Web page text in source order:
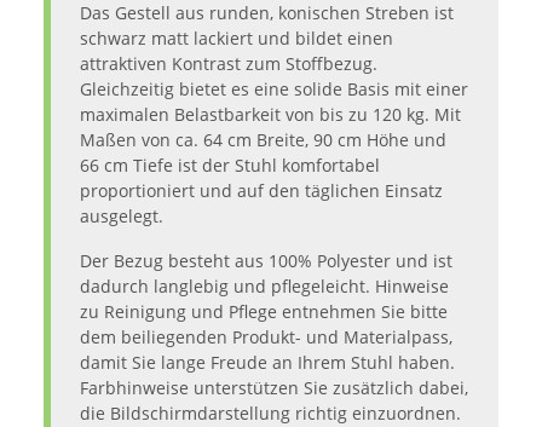
Das Gestell aus runden, konischen Streben ist
schwarz matt lackiert und bildet einen
attraktiven Kontrast zum Stoffbezug.
Gleichzeitig bietet es eine solide Basis mit einer
maximalen Belastbarkeit von bis zu 120 kg. Mit
Maßen von ca. 64 cm Breite, 90 cm Höhe und
66 cm Tiefe ist der Stuhl komfortabel
proportioniert und auf den täglichen Einsatz
ausgelegt.
Der Bezug besteht aus 100% Polyester und ist
dadurch langlebig und pflegeleicht. Hinweise
zu Reinigung und Pflege entnehmen Sie bitte
dem beiliegenden Produkt- und Materialpass,
damit Sie lange Freude an Ihrem Stuhl haben.
Farbhinweise unterstützen Sie zusätzlich dabei,
die Bildschirmdarstellung richtig einzuordnen.